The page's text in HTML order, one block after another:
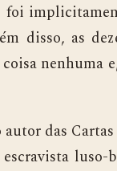
disso, as
das Cartas